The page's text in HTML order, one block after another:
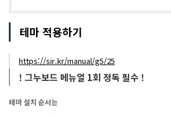
테마 적용하기
https://sir.kr/manual/g5/25
! 그누보드 메뉴얼 1회 정독 필수 !
테마 설치 순서는